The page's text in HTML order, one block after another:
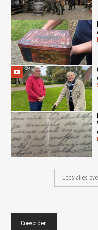
Lees alles
Coevorden